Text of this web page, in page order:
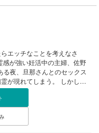
エッチなことを考えなさ
感が強い妊活中の主婦、佐野
る夜、旦那さんとのセックス
が現れてしまう。 しかし、
ックスを見られている屈辱感
まう…。 その日からたびたび
ようになってしまったが、彼
』『SANDA』の板
セクシャルストーリー、第１